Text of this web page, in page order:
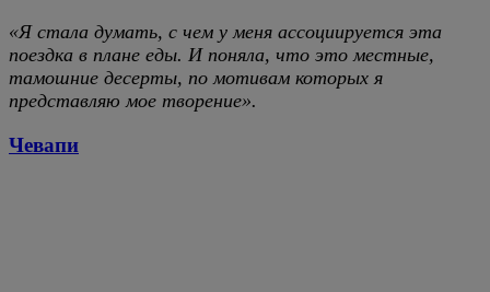
«Я стала думать, с чем у меня ассоциируется эта
поездка в плане еды. И поняла, что это местные,
тамошние десерты, по мотивам которых я
представляю мое творение».
Чевапи